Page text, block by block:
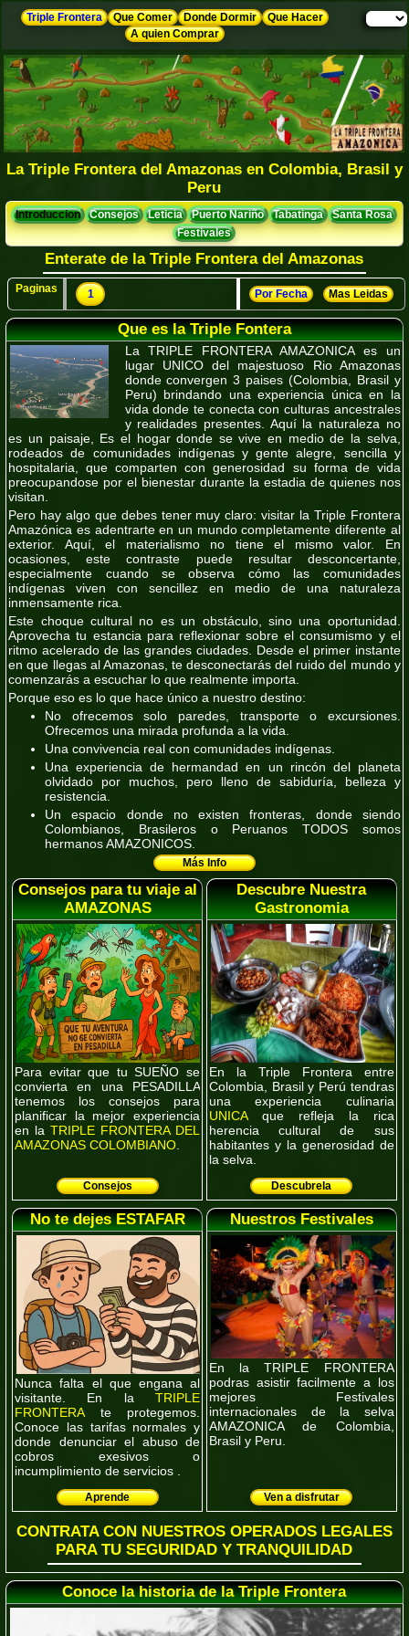
Triple Frontera Que Comer Donde Dormir
Que Hacer
A quien Comprar
La Triple Frontera del Amazonas en Colombia, Brasil y
Peru
Introduccion Consejos Leticia Puerto Nariño Tabatinga
Santa Rosa
Festivales
Enterate de la Triple Frontera del Amazonas
Paginas 1 Por Fecha Mas Leidas
Que es la Triple Fontera
La TRIPLE FRONTERA AMAZONICA es un
lugar UNICO del majestuoso Rio Amazonas
donde convergen 3 paises (Colombia, Brasil y
Peru) brindando una experiencia única en la
vida donde te conecta con culturas ancestrales
y realidades presentes. Aquí la naturaleza no
es un paisaje, Es el hogar donde se vive en medio de la selva,
rodeados de comunidades indígenas y gente alegre, sencilla y
hospitalaria, que comparten con generosidad su forma de vida
preocupandose por el bienestar durante la estadia de quienes nos
visitan.
Pero hay algo que debes tener muy claro: visitar la Triple Frontera
Amazónica es adentrarte en un mundo completamente diferente al
exterior. Aquí, el materialismo no tiene el mismo valor. En
ocasiones, este contraste puede resultar desconcertante,
especialmente cuando se observa cómo las comunidades
indígenas viven con sencillez en medio de una naturaleza
inmensamente rica.
Este choque cultural no es un obstáculo, sino una oportunidad.
Aprovecha tu estancia para reflexionar sobre el consumismo y el
ritmo acelerado de las grandes ciudades. Desde el primer instante
en que llegas al Amazonas, te desconectarás del ruido del mundo y
comenzarás a escuchar lo que realmente importa.
Porque eso es lo que hace único a nuestro destino:
No ofrecemos solo paredes, transporte o excursiones.
Ofrecemos una mirada profunda a la vida.
Una convivencia real con comunidades indígenas.
Una experiencia de hermandad en un rincón del planeta
olvidado por muchos, pero lleno de sabiduría, belleza y
resistencia.
Un espacio donde no existen fronteras, donde siendo
Colombianos, Brasileros o PeruanosTODOS somos
hermanosAMAZONICOS
Más Info
Consejos para tu viaje al
AMAZONAS
Para evitar que tuSUEÑO se
convierta en una PESADILLA
tenemos los consejos para
planificar la mejor experiencia
en laTRIPLE FRONTERA DEL
AMAZONAS COLOMBIANO
Consejos
Descubre Nuestra
Gastronomia
En la Triple Frontera entre
Colombia, Brasil y Perú tendras
una experiencia culinaria
UNICA
que refleja la rica
herencia cultural de sus
habitantes y la generosidad de
la selva.
Descubrela
No te dejes ESTAFAR
Nunca falta el que engana al
visitante. En la TRIPLE
FRONTERAte protegemos.
Conoce las tarifas normales y
donde denunciar el abuso de
cobros exesivos o
incumplimiento de servicios .
Aprende
Nuestros Festivales
En la TRIPLE FRONTERA
podras asistir facilmente a los
mejores Festivales
internacionales de la selva
AMAZONICA de Colombia,
Brasil y Peru.
Ven a disfrutar
CONTRATA CON NUESTROS OPERADOS LEGALES
PARA TU SEGURIDAD Y TRANQUILIDAD
Conoce la historia de la Triple Frontera